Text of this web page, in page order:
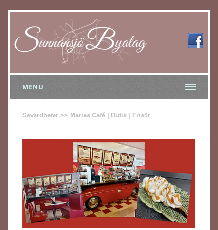
MENU
Sevärdheter >> Marias Café | Butik | Frisör